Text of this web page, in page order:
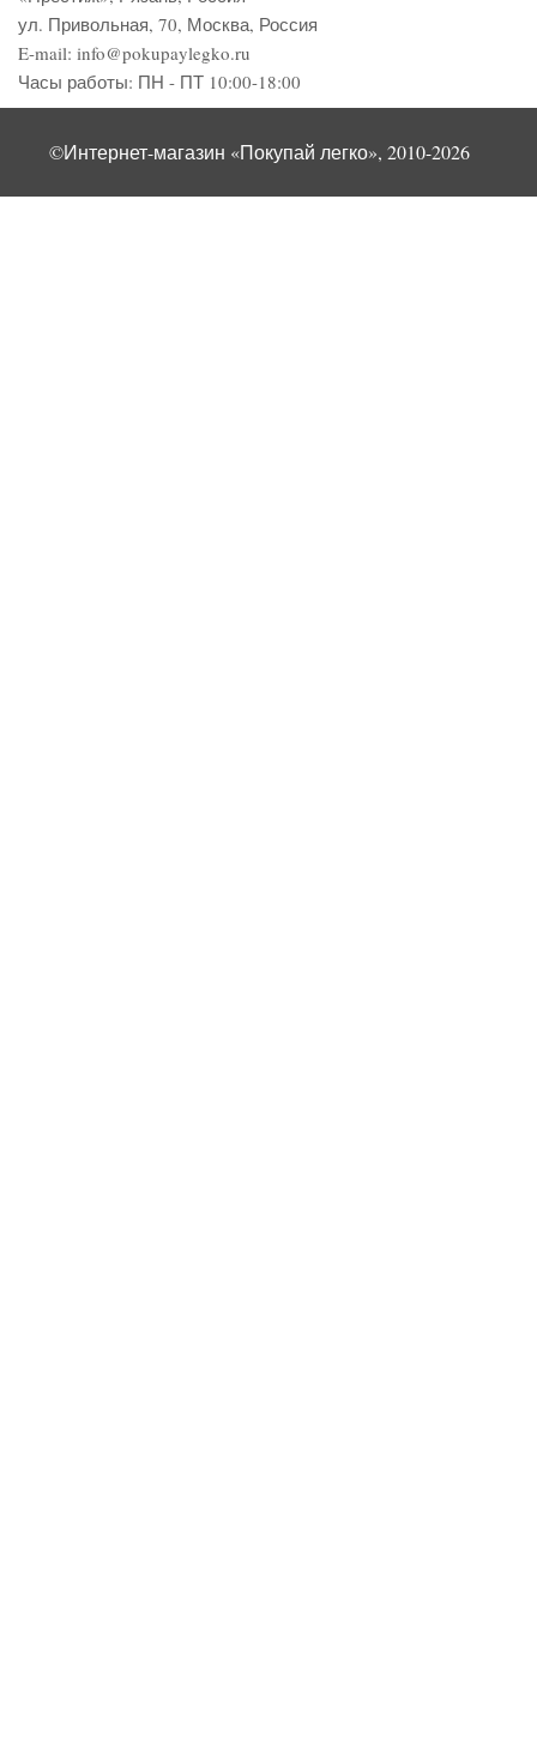
ул. Привольная, 70, Москва, Россия
E-mail: info@pokupaylegko.ru
Часы работы: ПН - ПТ 10:00-18:00
©Интернет-магазин «Покупай легко», 2010-2026